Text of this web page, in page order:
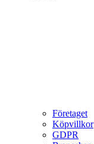
Företaget
Köpvillkor
GDPR